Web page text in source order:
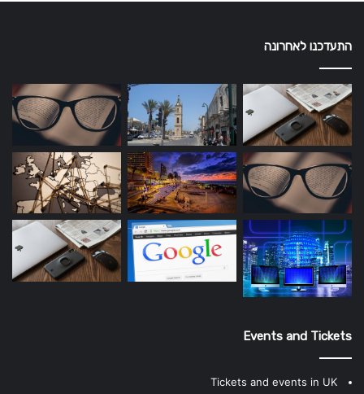
התעדכנו לאחרונה
Events and Tickets
Tickets and events in UK